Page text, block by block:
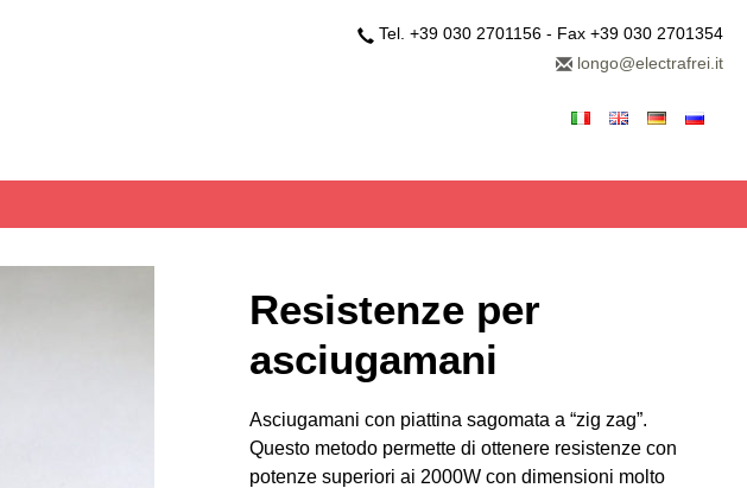
Tel. +39 030 2701156 - Fax +39 030 2701354
longo@electrafrei.it
Resistenze per
asciugamani
Asciugamani con piattina sagomata a “zig zag”.
Questo metodo permette di ottenere resistenze con
potenze superiori ai 2000W con dimensioni molto